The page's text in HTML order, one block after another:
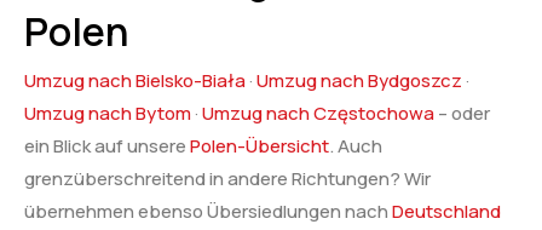
Polen
Umzug nach Bielsko-Biała·Umzug nach Bydgoszcz ·
Umzug nach Bytom·Umzug nach Częstochowa– oder
ein Blick auf unserePolen-Übersicht. Auch
grenzüberschreitend in andere Richtungen? Wir
übernehmen ebenso Übersiedlungen nachDeutschland